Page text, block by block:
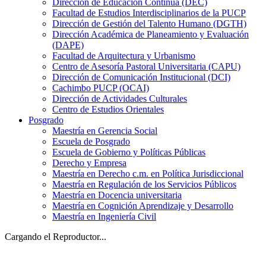
Dirección de Educación Continua (DEC)
Facultad de Estudios Interdisciplinarios de la PUCP
Dirección de Gestión del Talento Humano (DGTH)
Dirección Académica de Planeamiento y Evaluación
(DAPE)
Facultad de Arquitectura y Urbanismo
Centro de Asesoría Pastoral Universitaria (CAPU)
Dirección de Comunicación Institucional (DCI)
Cachimbo PUCP (OCAI)
Dirección de Actividades Culturales
Centro de Estudios Orientales
Posgrado
Maestría en Gerencia Social
Escuela de Posgrado
Escuela de Gobierno y Políticas Públicas
Derecho y Empresa
Maestría en Derecho c.m. en Política Jurisdiccional
Maestría en Regulación de los Servicios Públicos
Maestría en Docencia universitaria
Maestría en Cognición Aprendizaje y Desarrollo
Maestría en Ingeniería Civil
Cargando el Reproductor...